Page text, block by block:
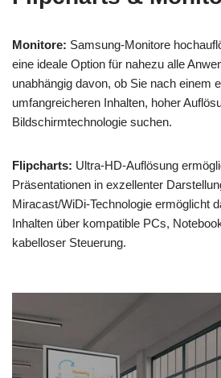
Monitore: Samsung-Monitore
eine ideale Option für nahezu alle
unabhängig davon, ob Sie nach einem
umfangreicheren Inhalten, hoher
Bildschirmtechnologie suchen.
Flipcharts: Ultra-HD-Auflösung
Präsentationen in exzellenter
Miracast/WiDi-Technologie ermöglicht
Inhalten über kompatible PCs,
kabelloser Steuerung.